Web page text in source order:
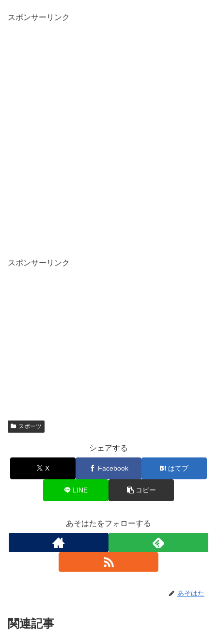
スポンサーリンク
スポンサーリンク
スポーツ
シェアする
X Facebook はてブ
LINE コピー
あそはたをフォローする
あそはた
関連記事